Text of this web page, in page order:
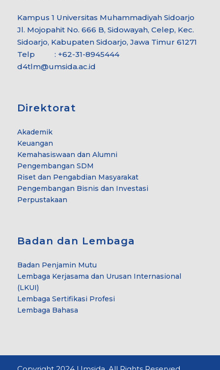
Kampus 1 Universitas Muhammadiyah Sidoarjo
Jl. Mojopahit No. 666 B, Sidowayah, Celep, Kec.
Sidoarjo, Kabupaten Sidoarjo, Jawa Timur 61271
Telp : +62-31-8945444
d4tlm@umsida.ac.id
Direktorat
Akademik
Keuangan
Kemahasiswaan dan Alumni
Pengembangan SDM
Riset dan Pengabdian Masyarakat
Pengembangan Bisnis dan Investasi
Perpustakaan
Badan dan Lembaga
Badan Penjamin Mutu
Lembaga Kerjasama dan Urusan Internasional
(LKUI)
Lembaga Sertifikasi Profesi
Lembaga Bahasa